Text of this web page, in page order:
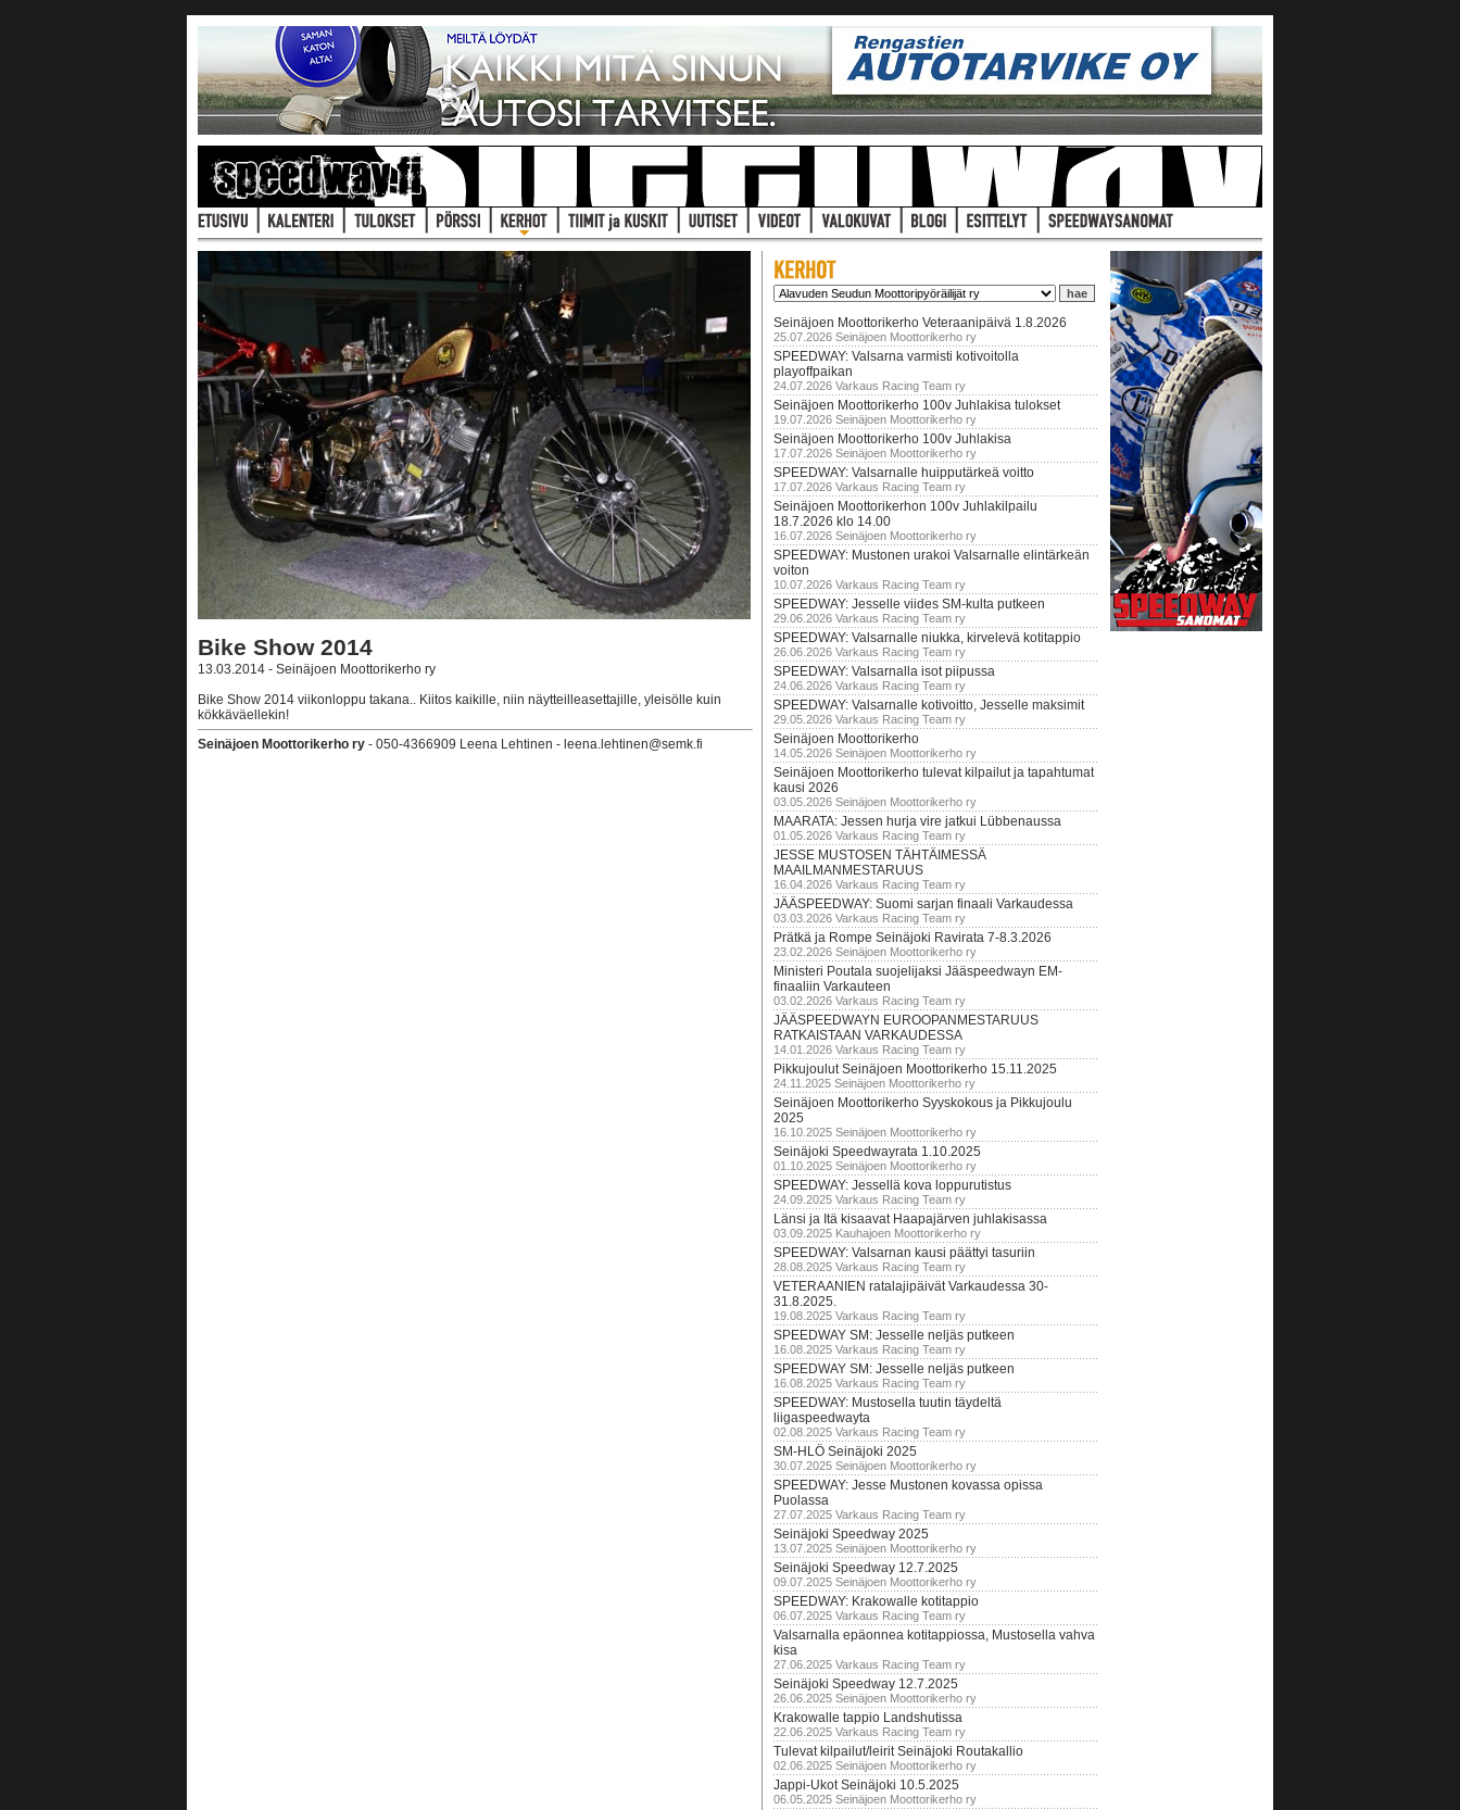
Bike Show 2014
13.03.2014 - Seinäjoen Moottorikerho ry
Bike Show 2014 viikonloppu takana.. Kiitos kaikille, niin näytteilleasettajille, yleisölle kuin
kökkäväellekin!
Seinäjoen Moottorikerho ry - 050-4366909 Leena Lehtinen - leena.lehtinen@semk.fi
Seinäjoen Moottorikerho Veteraanipäivä 1.8.2026
25.07.2026 Seinäjoen Moottorikerho ry
SPEEDWAY: Valsarna varmisti kotivoitolla
playoffpaikan
24.07.2026 Varkaus Racing Team ry
Seinäjoen Moottorikerho 100v Juhlakisa tulokset
19.07.2026 Seinäjoen Moottorikerho ry
Seinäjoen Moottorikerho 100v Juhlakisa
17.07.2026 Seinäjoen Moottorikerho ry
SPEEDWAY: Valsarnalle huipputärkeä voitto
17.07.2026 Varkaus Racing Team ry
Seinäjoen Moottorikerhon 100v Juhlakilpailu
18.7.2026 klo 14.00
16.07.2026 Seinäjoen Moottorikerho ry
SPEEDWAY: Mustonen urakoi Valsarnalle elintärkeän
voiton
10.07.2026 Varkaus Racing Team ry
SPEEDWAY: Jesselle viides SM-kulta putkeen
29.06.2026 Varkaus Racing Team ry
SPEEDWAY: Valsarnalle niukka, kirvelevä kotitappio
26.06.2026 Varkaus Racing Team ry
SPEEDWAY: Valsarnalla isot piipussa
24.06.2026 Varkaus Racing Team ry
SPEEDWAY: Valsarnalle kotivoitto, Jesselle maksimit
29.05.2026 Varkaus Racing Team ry
Seinäjoen Moottorikerho
14.05.2026 Seinäjoen Moottorikerho ry
Seinäjoen Moottorikerho tulevat kilpailut ja tapahtumat
kausi 2026
03.05.2026 Seinäjoen Moottorikerho ry
MAARATA: Jessen hurja vire jatkui Lübbenaussa
01.05.2026 Varkaus Racing Team ry
JESSE MUSTOSEN TÄHTÄIMESSÄ
MAAILMANMESTARUUS
16.04.2026 Varkaus Racing Team ry
JÄÄSPEEDWAY: Suomi sarjan finaali Varkaudessa
03.03.2026 Varkaus Racing Team ry
Prätkä ja Rompe Seinäjoki Ravirata 7-8.3.2026
23.02.2026 Seinäjoen Moottorikerho ry
Ministeri Poutala suojelijaksi Jääspeedwayn EM-
finaaliin Varkauteen
03.02.2026 Varkaus Racing Team ry
JÄÄSPEEDWAYN EUROOPANMESTARUUS
RATKAISTAAN VARKAUDESSA
14.01.2026 Varkaus Racing Team ry
Pikkujoulut Seinäjoen Moottorikerho 15.11.2025
24.11.2025 Seinäjoen Moottorikerho ry
Seinäjoen Moottorikerho Syyskokous ja Pikkujoulu
2025
16.10.2025 Seinäjoen Moottorikerho ry
Seinäjoki Speedwayrata 1.10.2025
01.10.2025 Seinäjoen Moottorikerho ry
SPEEDWAY: Jessellä kova loppurutistus
24.09.2025 Varkaus Racing Team ry
Länsi ja Itä kisaavat Haapajärven juhlakisassa
03.09.2025 Kauhajoen Moottorikerho ry
SPEEDWAY: Valsarnan kausi päättyi tasuriin
28.08.2025 Varkaus Racing Team ry
VETERAANIEN ratalajipäivät Varkaudessa 30-
31.8.2025.
19.08.2025 Varkaus Racing Team ry
SPEEDWAY SM: Jesselle neljäs putkeen
16.08.2025 Varkaus Racing Team ry
SPEEDWAY SM: Jesselle neljäs putkeen
16.08.2025 Varkaus Racing Team ry
SPEEDWAY: Mustosella tuutin täydeltä
liigaspeedwayta
02.08.2025 Varkaus Racing Team ry
SM-HLÖ Seinäjoki 2025
30.07.2025 Seinäjoen Moottorikerho ry
SPEEDWAY: Jesse Mustonen kovassa opissa
Puolassa
27.07.2025 Varkaus Racing Team ry
Seinäjoki Speedway 2025
13.07.2025 Seinäjoen Moottorikerho ry
Seinäjoki Speedway 12.7.2025
09.07.2025 Seinäjoen Moottorikerho ry
SPEEDWAY: Krakowalle kotitappio
06.07.2025 Varkaus Racing Team ry
Valsarnalla epäonnea kotitappiossa, Mustosella vahva
kisa
27.06.2025 Varkaus Racing Team ry
Seinäjoki Speedway 12.7.2025
26.06.2025 Seinäjoen Moottorikerho ry
Krakowalle tappio Landshutissa
22.06.2025 Varkaus Racing Team ry
Tulevat kilpailut/leirit Seinäjoki Routakallio
02.06.2025 Seinäjoen Moottorikerho ry
Jappi-Ukot Seinäjoki 10.5.2025
06.05.2025 Seinäjoen Moottorikerho ry